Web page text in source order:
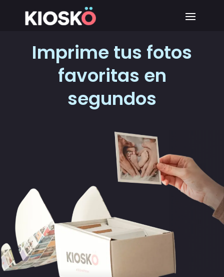
Imprime tus fotos
favoritas en
segundos